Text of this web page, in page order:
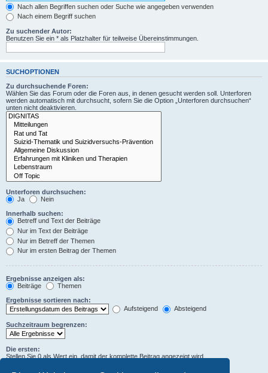
Nach allen Begriffen suchen oder Suche wie angegeben verwenden
Nach einem Begriff suchen
Zu suchender Autor:
Benutzen Sie ein * als Platzhalter für teilweise Übereinstimmungen.
SUCHOPTIONEN
Zu durchsuchende Foren:
Wählen Sie das Forum oder die Foren aus, in denen gesucht werden soll. Unterforen
werden automatisch mit durchsucht, sofern Sie die Option „Unterforen durchsuchen“
unten nicht deaktivieren.
Unterforen durchsuchen:
Ja
Nein
Innerhalb suchen:
Betreff und Text der Beiträge
Nur im Text der Beiträge
Nur im Betreff der Themen
Nur im ersten Beitrag der Themen
Ergebnisse anzeigen als:
Beiträge
Themen
Ergebnisse sortieren nach:
Aufsteigend
Absteigend
Suchzeitraum begrenzen:
Die ersten:
Stellen Sie 0 als Wert ein, damit der komplette Beitrag angezeigt wird.